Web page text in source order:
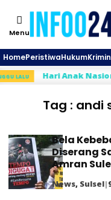
Menu
HomePeristiwaHukum
Hari Anak Nasional
Tag : andi
Bela
Diserang
Amran
News, Sulsel|